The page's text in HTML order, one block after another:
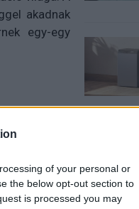
of your personal or
the below opt-out section to
is processed you may
akadnak
egy-egy
miatt
is
komoly
Fehér Ház